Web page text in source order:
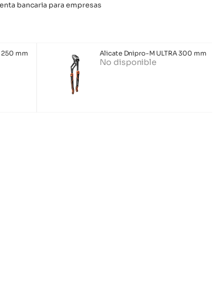
bancaria para empresas
250 mm Alicate Dnipro-M ULTRA 300 mm
No disponible